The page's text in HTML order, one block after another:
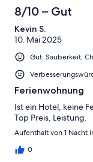
8/10 – Gut
Kevin S.
10. Mai 2025
Gut: Sauberkeit,
Ferienwohnung
Ist ein Hotel, keine
Top Preis, Leistung.
Aufenthalt von 1 Nacht
0